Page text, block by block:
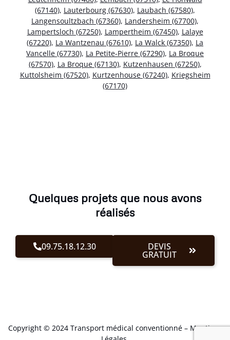
(67140), Lauterbourg (67630), Laubach (67580),
Langensoultzbach (67360), Landersheim (67700),
Lampertsloch (67250), Lampertheim (67450), Lalaye
(67220), La Wantzenau (67610), La Walck (67350), La
Vancelle (67730), La Petite-Pierre (67290), La Broque
(67570), La Broque (67130), Kutzenhausen (67250),
Kuttolsheim (67520), Kurtzenhouse (67240), Kriegsheim
(67170)
Quelques projets que nous avons
réalisés
09.75.18.12.30 DEVIS
GRATUIT
Copyright © 2024 Transport médical conventionné – Mentions